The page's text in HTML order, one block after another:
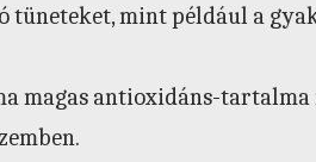
tüneteket, mint például a
magas antioxidáns-